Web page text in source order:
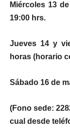
Miércoles 13
19:00 hrs.
Jueves 14 y
horas (horario
Sábado 16 de
(Fono sede:
cual desde